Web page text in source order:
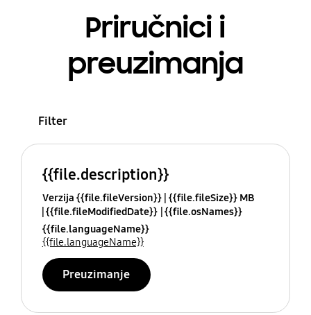
Priručnici i
preuzimanja
Filter
{{file.description}}
Verzija {{file.fileVersion}} {{file.fileSize}} MB
{{file.fileModifiedDate}} {{file.osNames}}
{{file.languageName}}
{{file.languageName}}
Preuzimanje